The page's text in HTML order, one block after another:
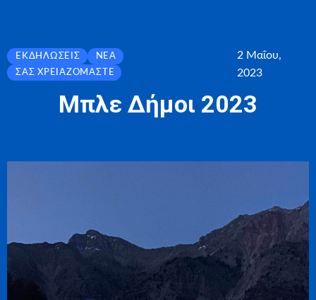
ΕΚΔΗΛΏΣΕΙΣ
ΝΈΑ
ΣΑΣ ΧΡΕΙΑΖΌΜΑΣΤΕ
2 Μαΐου,
2023
Μπλε Δήμοι 2023